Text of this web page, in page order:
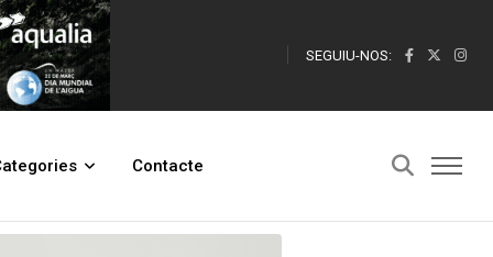
SEGUIU-NOS:
Contacte
de Tarragona per a la conservació i millora d'espais naturals